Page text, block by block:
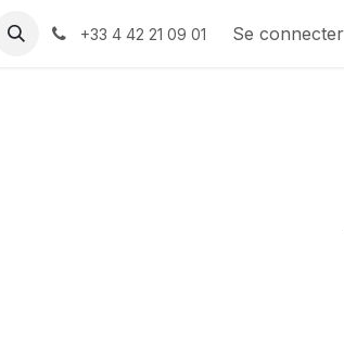
Rendez-vous Contactez nous
+33 4 42 21 09 01 Se connecter